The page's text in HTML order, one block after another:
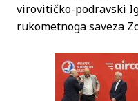
virovitičko-podravski
rukometnoga saveza